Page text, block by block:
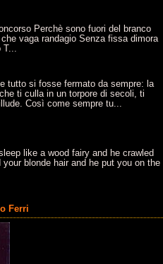
Perchè sono fuori del branco
vaga randagio Senza fissa dimora
T...
tutto si fosse fermato da sempre: la
ti culla in un torpore di secoli, ti
Così come sempre tu...
like a wood fairy and he crawled
blonde hair and he put you on the
Ferri